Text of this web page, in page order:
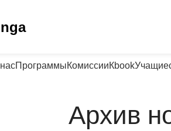
ПрограммыКомиссииКbook
Архив